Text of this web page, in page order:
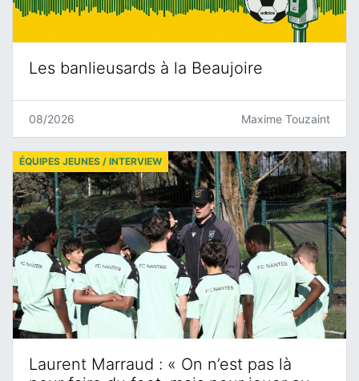
Les banlieusards à la Beaujoire
08/2026 Maxime Touzaint
Laurent Marraud : « On n’est pas là
ÉQUIPES JEUNES / INTERVIEW